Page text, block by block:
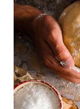
recette
de
brioche
au
sucre
pour
son